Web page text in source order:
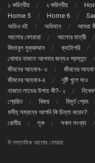
১ করিন্থীয় ২ করিন্থীয়
Home 5
Home 6
অডিও বই
অভিযান আমরা
আলোর ফোয়ারা
আলোর যাত্রী
কিতাবুল মুক্কাদ্দাস
ক্যাটাগরি
খোদার নাজাত আপনার জন্যও প্রস্তুত
জীবনের আহবান- ৩
জীবনের
জীবনের আহবান-৪
দৃষ্টি খুলে দাও
নাজাত লাভের উপায় কী?- ২
প্রেরিত
বিজয় বিমূর্ত প্রেম
মসীহ্ সম্বন্ধে আপনি কি চিন্তা করেন?
রোমীয়
লূক সকল সংখ্যা
দি সাপ্তাহিক আলোর ফোয়ারা